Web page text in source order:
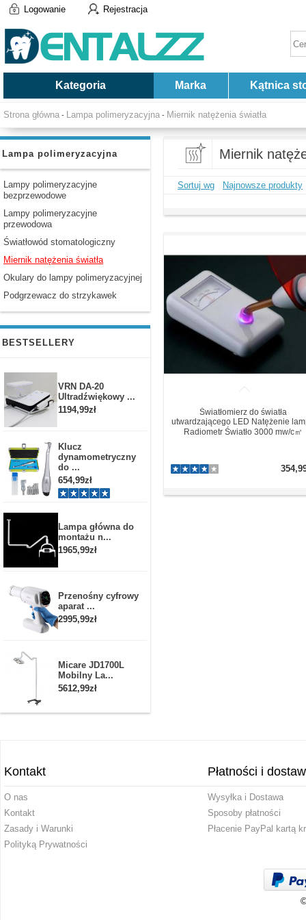
Logowanie Rejestracja
Kategoria Marka Kątnica
Strona główna - Lampa polimeryzacyjna - Miernik natężenia światła
Lampa polimeryzacyjna
Lampy polimeryzacyjne
bezprzewodowe
Lampy polimeryzacyjne
przewodowa
Światłowód stomatologiczny
Miernik natężenia światła
Okulary do lampy polimeryzacyjnej
Podgrzewacz do strzykawek
BESTSELLERY
VRN DA-20
Ultradźwiękowy ...
1194,99zł
Klucz
dynamometryczny
do ...
654,99zł
Lampa główna do
montażu n...
1965,99zł
Przenośny cyfrowy
aparat ...
2995,99zł
Micare JD1700L
Mobilny La...
5612,99zł
Miernik
Sortuj wg Najnowsze produkty
Światłomierz do światła
utwardzającego LED Natężenie
Radiometr Światło 3000 mw/c㎡
Kontakt
O nas
Kontakt
Zasady i Warunki
Polityką Prywatności
Płatności i
Wysyłka i Dostawa
Sposoby płatności
Płacenie PayPal kartą